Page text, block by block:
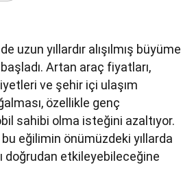
uzun yıllardır alışılmış büyüme
Artan araç fiyatları,
ve şehir içi ulaşım
özellikle genç
sahibi olma isteğini azaltıyor.
eğilimin önümüzdeki yıllarda
doğrudan etkileyebileceğine